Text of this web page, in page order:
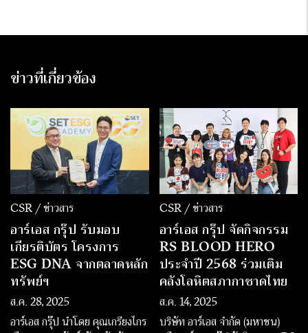
ข่าวที่เกี่ยวข้อง
CSR / ข่าวสาร
อาร์เอส กรุ๊ป รับมอบ
เกียรติบัตร โครงการ
ESG DNA จากตลาดหลัก
ทรัพย์ฯ
ส.ค. 28, 2025
อาร์เอส กรุ๊ป นำโดย คุณเกรียงไกร
CSR / ข่าวสาร
อาร์เอส กรุ๊ป จัดกิจกรรม
RS BLOOD HERO
ประจำปี 2568 ร่วมเติม
คลังโลหิตสภากาชาดไทย
ส.ค. 14, 2025
บริษัท อาร์เอส จำกัด (มหาชน)